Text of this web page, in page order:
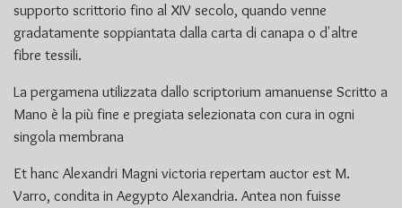
supporto scrittorio fino al XIV secolo, quando venne
gradatamente soppiantata dalla carta di canapa o d'altre
fibre tessili.
La pergamena utilizzata dallo scriptorium amanuense Scritto a
Mano è la più fine e pregiata selezionata con cura in ogni
singola membrana
Et hanc Alexandri Magni victoria repertam auctor est M.
Varro, condita in Aegypto Alexandria. Antea non fuisse